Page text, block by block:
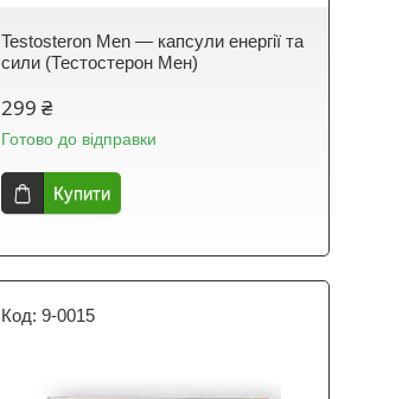
Testosteron Men — капсули енергії та
сили (Тестостерон Мен)
299 ₴
Готово до відправки
Купити
9-0015